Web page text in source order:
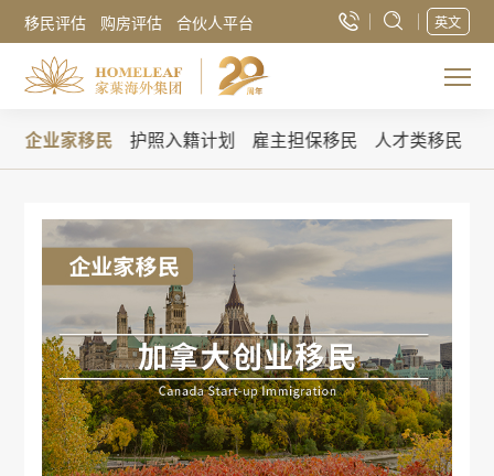
移民评估 购房评估 合伙人平台 英文
企业家移民 护照入籍计划 雇主担保移民 人才类移民